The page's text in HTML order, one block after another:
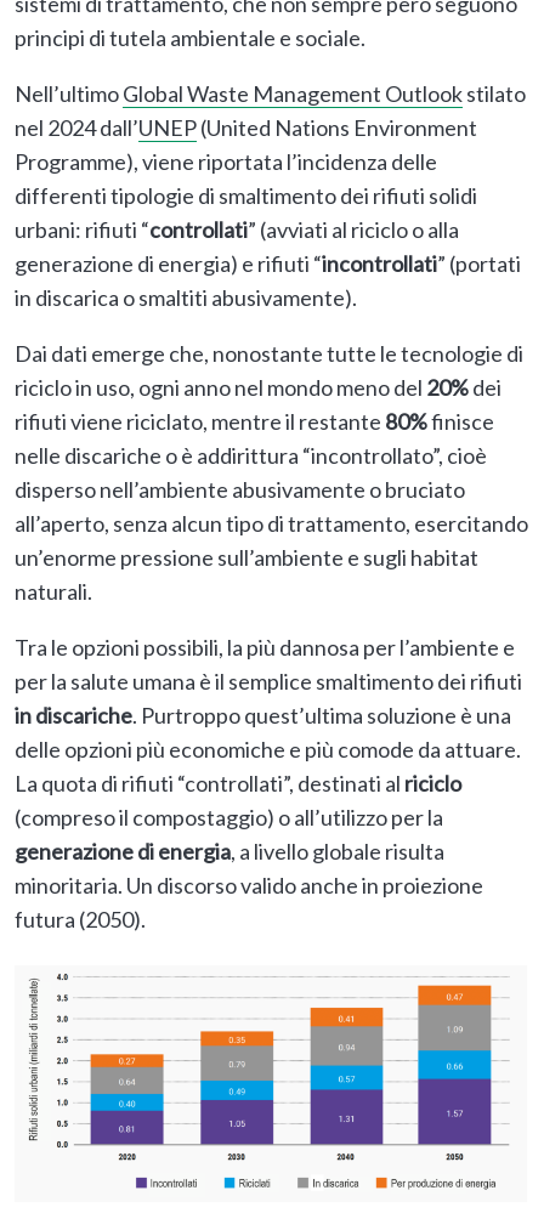
principi di tutela ambientale e sociale.
Nell’ultimoGlobal Waste Management Outlookstilato
nel 2024 dall’UNEP(United Nations Environment
Programme), viene riportata l’incidenza delle
differenti tipologie di smaltimento dei rifiuti solidi
urbani: rifiuti “controllati” (avviati al riciclo o alla
generazione di energia) e rifiuti “incontrollati” (portati
in discarica o smaltiti abusivamente).
Dai dati emerge che, nonostante tutte le tecnologie di
riciclo in uso, ogni anno nel mondo meno del 20%dei
rifiuti viene riciclato, mentre il restante 80%finisce
nelle discariche o è addirittura “incontrollato”, cioè
disperso nell’ambiente abusivamente o bruciato
all’aperto, senza alcun tipo di trattamento, esercitando
un’enorme pressione sull’ambiente e sugli habitat
naturali.
Tra le opzioni possibili, la più dannosa per l’ambiente e
per la salute umana è il semplice smaltimento dei rifiuti
indiscariche. Purtroppo quest’ultima soluzione è una
delle opzioni più economiche e più comode da attuare.
La quota di rifiuti “controllati”, destinati al riciclo
(compreso il compostaggio) o all’utilizzo per la
generazione di energia, a livello globale risulta
minoritaria. Un discorso valido anche in proiezione
futura (2050).